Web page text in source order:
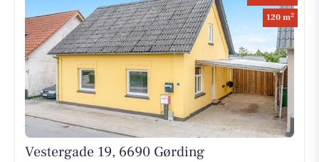
120 m2
Vestergade 19, 6690 Gørding